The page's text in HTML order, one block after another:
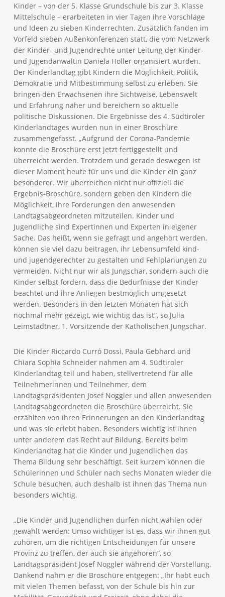
Kinder – von der 5. Klasse Grundschule bis zur 3. Klasse
Mittelschule – erarbeiteten in vier Tagen ihre Vorschläge
und Ideen zu sieben Kinderrechten. Zusätzlich fanden im
Vorfeld sieben Außenkonferenzen statt, die vom Netzwerk
der Kinder- und Jugendrechte unter Leitung der Kinder-
und Jugendanwältin Daniela Höller organisiert wurden.
Der Kinderlandtag gibt Kindern die Möglichkeit, Politik,
Demokratie und Mitbestimmung selbst zu erleben. Sie
bringen den Erwachsenen ihre Sichtweise, Lebenswelt
und Erfahrung näher und bereichern so aktuelle
politische Diskussionen. Die Ergebnisse des 4. Südtiroler
Kinderlandtages wurden nun in einer Broschüre
zusammengefasst. „Aufgrund der Corona-Pandemie
konnte die Broschüre erst jetzt fertiggestellt und
überreicht werden. Trotzdem und gerade deswegen ist
dieser Moment heute für uns und die Kinder ein ganz
besonderer. Wir überreichen nicht nur offiziell die
Ergebnis-Broschüre, sondern geben den Kindern die
Möglichkeit, ihre Forderungen den anwesenden
Landtagsabgeordneten mitzuteilen. Kinder und
Jugendliche sind Expertinnen und Experten in eigener
Sache. Das heißt, wenn sie gefragt und angehört werden,
können sie viel dazu beitragen, ihr Lebensumfeld kind-
und jugendgerechter zu gestalten und Fehlplanungen zu
vermeiden. Nicht nur wir als Jungschar, sondern auch die
Kinder selbst fordern, dass die Bedürfnisse der Kinder
beachtet und ihre Anliegen bestmöglich umgesetzt
werden. Besonders in den letzten Monaten hat sich
nochmal mehr gezeigt, wie wichtig das ist“, so Julia
Leimstädtner, 1. Vorsitzende der Katholischen Jungschar.
Die Kinder Riccardo Curró Dossi, Paula Gebhard und
Chiara Sophia Schneider nahmen am 4. Südtiroler
Kinderlandtag teil und haben, stellvertretend für alle
Teilnehmerinnen und Teilnehmer, dem
Landtagspräsidenten Josef Noggler und allen anwesenden
Landtagsabgeordneten die Broschüre überreicht. Sie
erzählten von ihren Erinnerungen an den Kinderlandtag
und was sie erlebt haben. Besonders wichtig ist ihnen
unter anderem das Recht auf Bildung. Bereits beim
Kinderlandtag hat die Kinder und Jugendlichen das
Thema Bildung sehr beschäftigt. Seit kurzem können die
Schülerinnen und Schüler nach sechs Monaten wieder die
Schule besuchen, auch deshalb ist ihnen das Thema nun
besonders wichtig.
„Die Kinder und Jugendlichen dürfen nicht wählen oder
gewählt werden: Umso wichtiger ist es, dass wir ihnen gut
zuhören, um die richtigen Entscheidungen für unsere
Provinz zu treffen, der auch sie angehören“, so
Landtagspräsident Josef Noggler während der Vorstellung.
Dankend nahm er die Broschüre entgegen: „Ihr habt euch
mit vielen Themen befasst, von der Schule bis hin zur